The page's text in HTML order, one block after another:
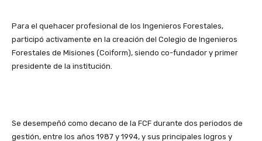
Para el quehacer profesional de los Ingenieros Forestales,
participó activamente en la creación del Colegio de Ingenieros
Forestales de Misiones (Coiform), siendo co-fundador y primer
presidente de la institución.
Se desempeñó como decano de la FCF durante dos periodos de
gestión, entre los años 1987 y 1994, y sus principales logros y